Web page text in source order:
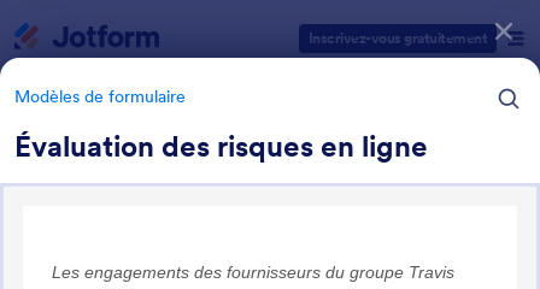
Inscrivez-vous gratuitement
Modèles de formulaire
Évaluation des risques en ligne
Catégories des modèles de formulaires